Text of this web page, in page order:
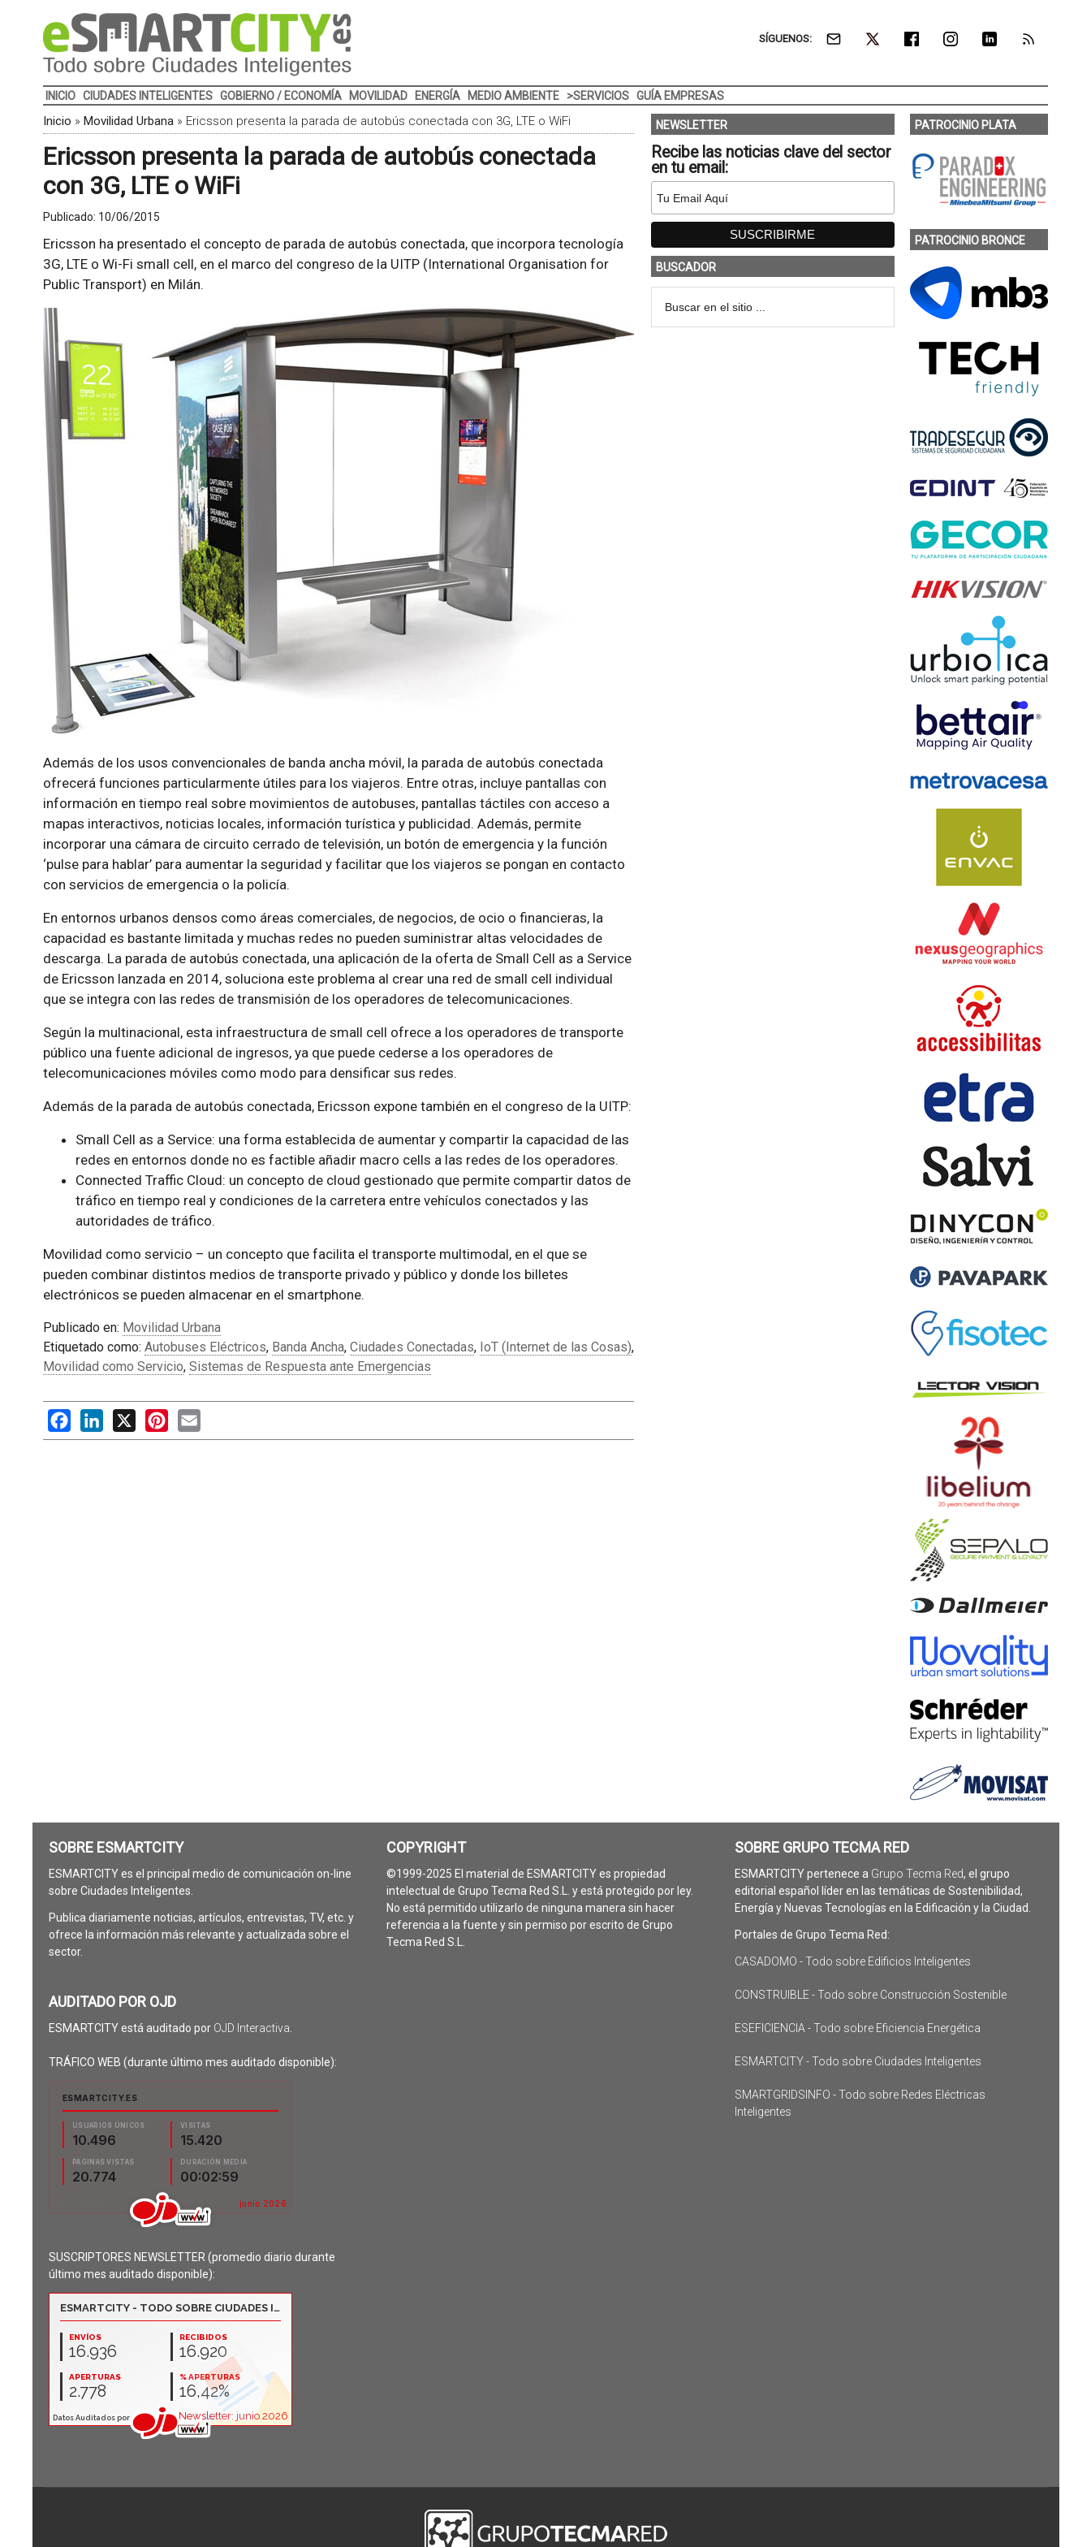
SÍGUENOS:
INICIO CIUDADES INTELIGENTES GOBIERNO / ECONOMÍA MOVILIDAD ENERGÍA MEDIO AMBIENTE >SERVICIOS GUÍA EMPRESAS
Inicio » Movilidad Urbana» Ericsson presenta la parada de autobús conectada con 3G, LTE o WiFi
Ericsson presenta la parada de autobús conectada
con 3G, LTE o WiFi
Publicado: 10/06/2015
Ericsson ha presentado el concepto de parada de autobús conectada, que incorpora tecnología
3G, LTE o Wi-Fi small cell, en el marco del congreso de la UITP (International Organisation for
Public Transport) en Milán.
Además de los usos convencionales de banda ancha móvil, la parada de autobús conectada
ofrecerá funciones particularmente útiles para los viajeros. Entre otras, incluye pantallas con
información en tiempo real sobre movimientos de autobuses, pantallas táctiles con acceso a
mapas interactivos, noticias locales, información turística y publicidad. Además, permite
incorporar una cámara de circuito cerrado de televisión, un botón de emergencia y la función
‘pulse para hablar’ para aumentar la seguridad y facilitar que los viajeros se pongan en contacto
con servicios de emergencia o la policía.
En entornos urbanos densos como áreas comerciales, de negocios, de ocio o financieras, la
capacidad es bastante limitada y muchas redes no pueden suministrar altas velocidades de
descarga. La parada de autobús conectada, una aplicación de la oferta de Small Cell as a Service
de Ericsson lanzada en 2014, soluciona este problema al crear una red de small cell individual
que se integra con las redes de transmisión de los operadores de telecomunicaciones.
Según la multinacional, esta infraestructura de small cell ofrece a los operadores de transporte
público una fuente adicional de ingresos, ya que puede cederse a los operadores de
telecomunicaciones móviles como modo para densificar sus redes.
Además de la parada de autobús conectada, Ericsson expone también en el congreso de la UITP:
Small Cell as a Service: una forma establecida de aumentar y compartir la capacidad de las
redes en entornos donde no es factible añadir macro cells a las redes de los operadores.
Connected Traffic Cloud: un concepto de cloud gestionado que permite compartir datos de
tráfico en tiempo real y condiciones de la carretera entre vehículos conectados y las
autoridades de tráfico.
Movilidad como servicio – un concepto que facilita el transporte multimodal, en el que se
pueden combinar distintos medios de transporte privado y público y donde los billetes
electrónicos se pueden almacenar en el smartphone.
Publicado en: Movilidad Urbana
Etiquetado como: Autobuses Eléctricos, Banda Ancha, Ciudades Conectadas, IoT (Internet de las Cosas),
Movilidad como Servicio, Sistemas de Respuesta ante Emergencias
FacebookLinkedIn
X PinterestEmail
NEWSLETTER
Recibe las noticias clave del sector
en tu email:
BUSCADOR
PATROCINIO PLATA
PATROCINIO BRONCE
SOBRE ESMARTCITY
ESMARTCITY es el principal medio de comunicación on-line
sobre Ciudades Inteligentes.
Publica diariamente noticias, artículos, entrevistas, TV, etc. y
ofrece la información más relevante y actualizada sobre el
sector.
AUDITADO POR OJD
ESMARTCITY está auditado por OJD Interactiva
TRÁFICO WEB (durante último mes auditado disponible):
SUSCRIPTORES NEWSLETTER (promedio diario durante
último mes auditado disponible):
COPYRIGHT
©1999-2025 El material de ESMARTCITY es propiedad
intelectual de Grupo Tecma Red S.L. y está protegido por ley.
No está permitido utilizarlo de ninguna manera sin hacer
referencia a la fuente y sin permiso por escrito de Grupo
Tecma Red S.L.
SOBRE GRUPO TECMA RED
ESMARTCITY pertenece a Grupo Tecma Red, el grupo
editorial español líder en las temáticas de Sostenibilidad,
Energía y Nuevas Tecnologías en la Edificación y la Ciudad.
Portales de Grupo Tecma Red:
CASADOMO - Todo sobre Edificios Inteligentes
CONSTRUIBLE - Todo sobre Construcción Sostenible
ESEFICIENCIA - Todo sobre Eficiencia Energética
ESMARTCITY - Todo sobre Ciudades Inteligentes
SMARTGRIDSINFO - Todo sobre Redes Eléctricas
Inteligentes